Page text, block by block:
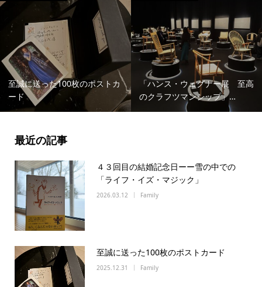
至誠に送った100枚のポストカ
ード
「ハンス・ウェグナー展 至高
のクラフツマンシップ」…
最近の記事
４３回目の結婚記念日ーー雪の中での
「ライフ・イズ・マジック」
2026.03.12 Family
至誠に送った100枚のポストカード
2025.12.31 Family